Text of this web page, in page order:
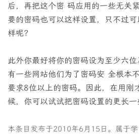
后，再把这个密 码应用的一些无关
要的密码也可以这样设置，只不过
样呢？
此外你最好将你的密码设为至少六
有一些网站他们为了密码安 全根本
要求8位以上的密码。因此，在用刚
候，你可以试试把密码设置的更长一
本条目发布于2010年6月15日 。属于